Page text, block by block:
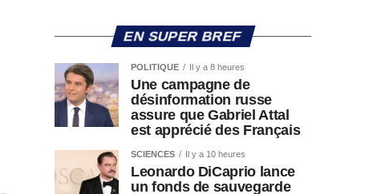
EN SUPER BREF
POLITIQUE Il y a 8 heures
Une campagne de
désinformation russe
assure que Gabriel Attal
est apprécié des Français
SCIENCES Il y a 10 heures
Leonardo DiCaprio lance
un fonds de sauvegarde